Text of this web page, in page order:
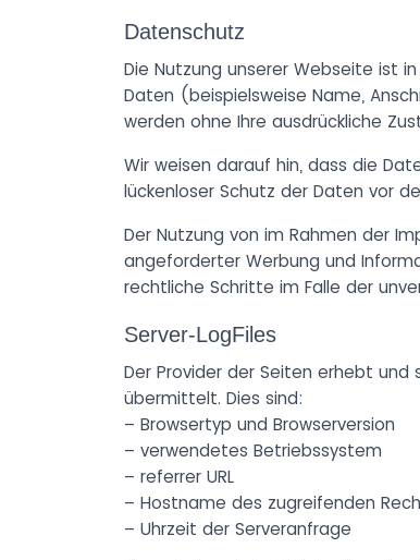
Datenschutz
Die Nutzung unserer Webseite ist
Daten (beispielsweise Name,
werden ohne Ihre ausdrückliche
Wir weisen darauf hin, dass die
lückenloser Schutz der Daten vor
Der Nutzung von im Rahmen der
angeforderter Werbung und
rechtliche Schritte im Falle der
Server-LogFiles
Der Provider der Seiten erhebt
übermittelt. Dies sind:
– Browsertyp und Browserversion
– verwendetes Betriebssystem
– referrer URL
– Hostname des zugreifenden
– Uhrzeit der Serveranfrage